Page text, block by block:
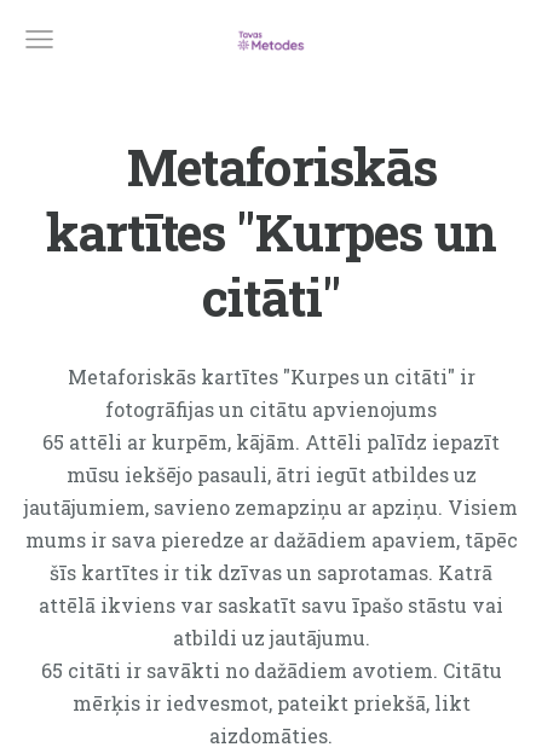
Metaforiskās
kartītes "Kurpes un
citāti"
Metaforiskās kartītes "Kurpes un citāti" ir
fotogrāfijas un citātu apvienojums
65 attēli ar kurpēm, kājām. Attēli palīdz iepazīt
mūsu iekšējo pasauli, ātri iegūt atbildes uz
jautājumiem, savieno zemapziņu ar apziņu. Visiem
mums ir sava pieredze ar dažādiem apaviem, tāpēc
šīs kartītes ir tik dzīvas un saprotamas. Katrā
attēlā ikviens var saskatīt savu īpašo stāstu vai
atbildi uz jautājumu.
65 citāti ir savākti no dažādiem avotiem. Citātu
mērķis ir iedvesmot, pateikt priekšā, likt
aizdomāties.